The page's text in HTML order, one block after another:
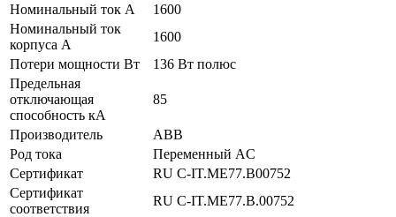
Номинальный ток А
1600
Номинальный ток
корпуса А
1600
Потери мощности Вт
136 Вт полюс
Предельная
отключающая
способность кA
85
Производитель
ABB
Род тока
Переменный AC
Сертификат
RU C-IT.ME77.B00752
Сертификат
соответствия
RU C-IT.ME77.B.00752